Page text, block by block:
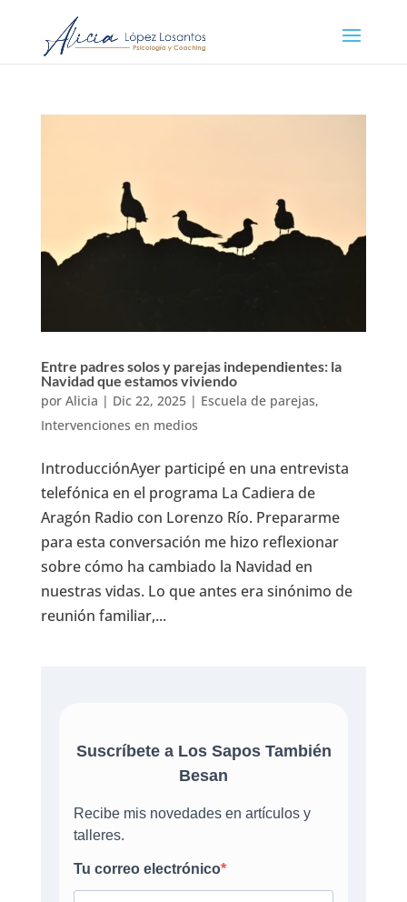
Entre padres solos y parejas independientes: la
Navidad que estamos viviendo
por Alicia | Dic 22, 2025| Escuela de parejas,
Intervenciones en medios
IntroducciónAyer participé en una entrevista
telefónica en el programa La Cadiera de
Aragón Radio con Lorenzo Río. Prepararme
para esta conversación me hizo reflexionar
sobre cómo ha cambiado la Navidad en
nuestras vidas. Lo que antes era sinónimo de
reunión familiar,...